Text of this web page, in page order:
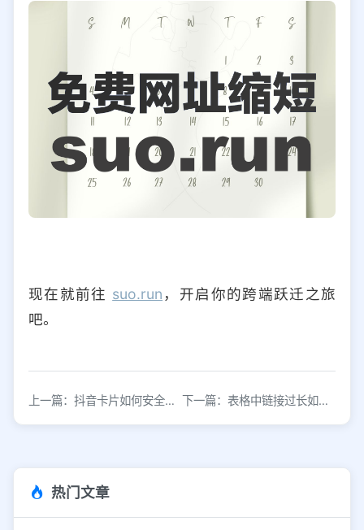
现在就前往 suo.run ，开启你的跨端跃迁之旅
吧。
上一篇：抖音卡片如何安全留联系方式不被降权 下一篇：表格中链接过长如何优化显示？
热门文章